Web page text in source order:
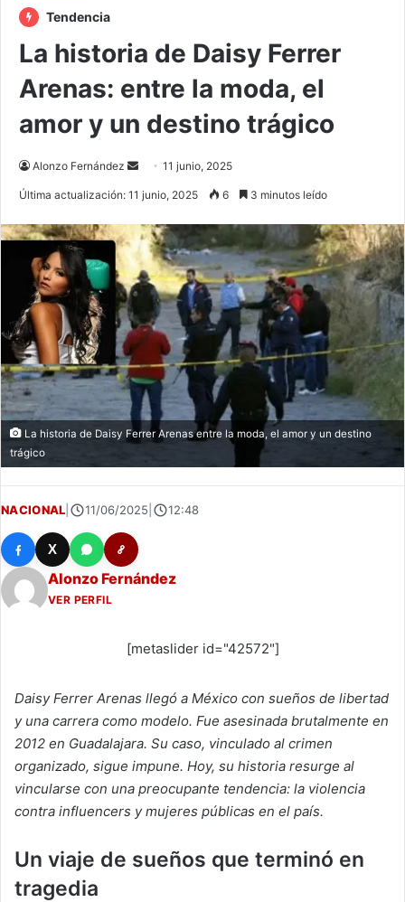
Tendencia
La historia de Daisy Ferrer
Arenas: entre la moda, el
amor y un destino trágico
Alonzo Fernández
Send11 junio, 2025
Última actualización: 11 junio, 2025 6 3 minutos leído
La historia de Daisy Ferrer Arenas entre la moda, el amor y un destino
trágico
NACIONAL 11/06/2025 12:48
X
Alonzo Fernández
VER PERFIL
[metaslider id="42572"]
Daisy Ferrer Arenas llegó a México con sueños de libertad
y una carrera como modelo. Fue asesinada brutalmente en
2012 en Guadalajara. Su caso, vinculado al crimen
organizado, sigue impune. Hoy, su historia resurge al
vincularse con una preocupante tendencia: la violencia
contra influencers y mujeres públicas en el país.
Un viaje de sueños que terminó en
tragedia